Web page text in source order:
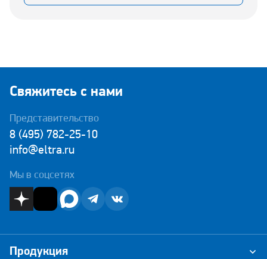
Свяжитесь с нами
Представительство
8 (495) 782-25-10
info@eltra.ru
Мы в соцсетях
Продукция